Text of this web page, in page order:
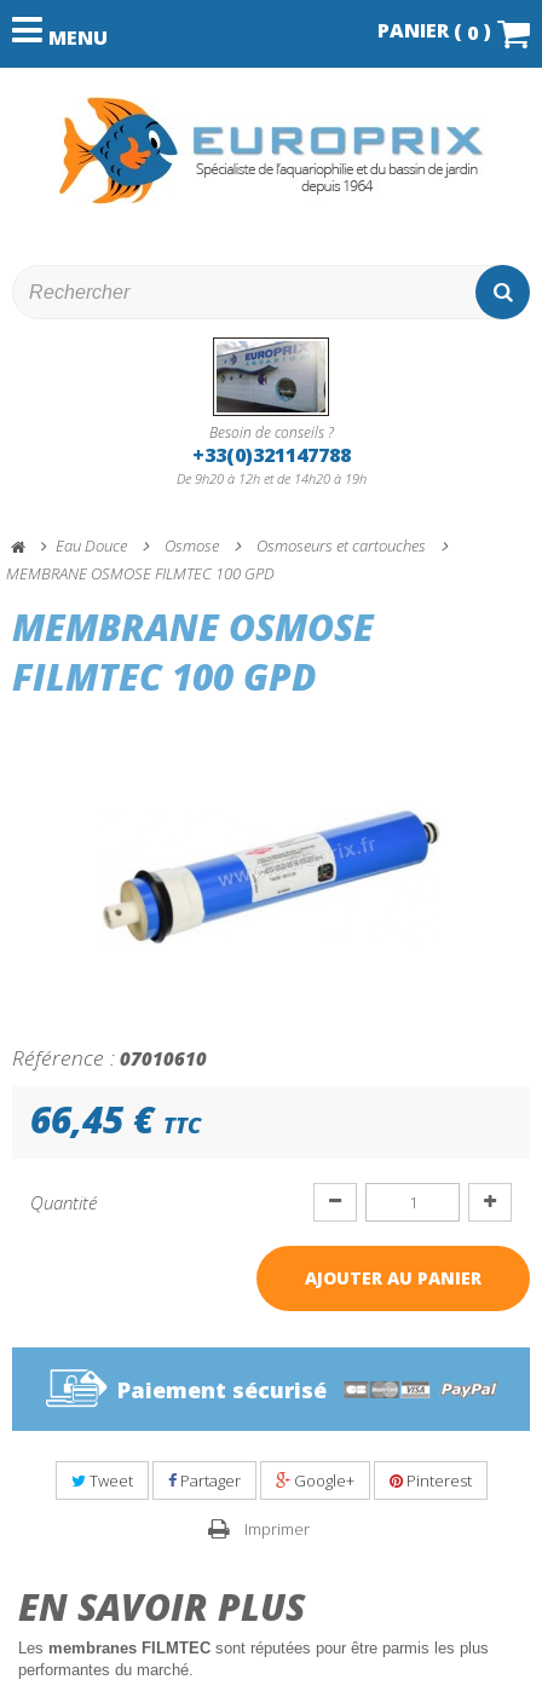
MENU PANIER ( 0 )
Besoin de conseils ?
+33(0)321147788
De 9h20 à 12h et de 14h20 à 19h
Eau Douce Osmose
Osmoseurs et cartouches
MEMBRANE OSMOSE FILMTEC 100 GPD
MEMBRANE OSMOSE
FILMTEC 100 GPD
Référence : 07010610
66,45 € TTC
Quantité
AJOUTER AU PANIER
Paiement sécurisé
Tweet Partager Google+ Pinterest
Imprimer
EN SAVOIR PLUS
Les membranes FILMTEC sont réputées pour être parmis les plus
performantes du marché.